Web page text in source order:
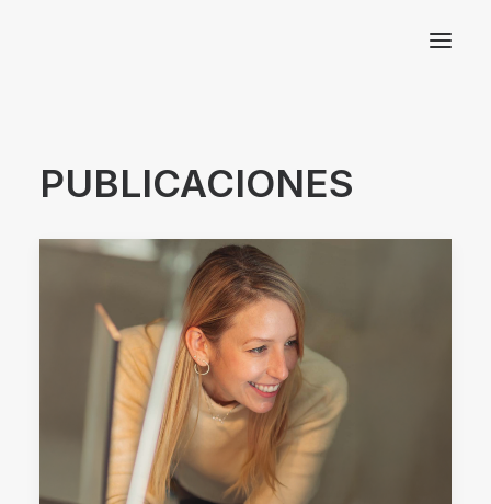
PUBLICACIONES